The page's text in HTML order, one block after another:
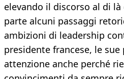
elevando il discorso al di
parte alcuni passaggi
ambizioni di leadership
presidente francese, le
attenzione anche perché